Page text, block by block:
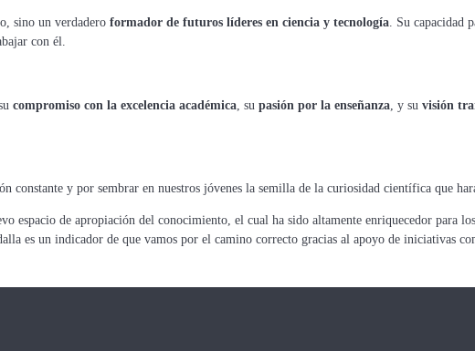
sino un verdadero formador de futuros líderes en ciencia y tecnología. Su capacidad
con él.
compromiso con la excelencia académica, su pasión por la enseñanza, y su visión
constante y por sembrar en nuestros jóvenes la semilla de la curiosidad científica que
espacio de apropiación del conocimiento, el cual ha sido altamente enriquecedor para
es un indicador de que vamos por el camino correcto gracias al apoyo de iniciativas